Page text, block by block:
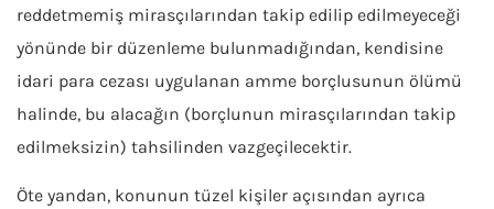
reddetmemiş mirasçılarından takip edilip edilmeyeceği
yönünde bir düzenleme bulunmadığından, kendisine
idari para cezası uygulanan amme borçlusunun ölümü
halinde, bu alacağın (borçlunun mirasçılarından takip
edilmeksizin) tahsilinden vazgeçilecektir.
Öte yandan, konunun tüzel kişiler açısından ayrıca